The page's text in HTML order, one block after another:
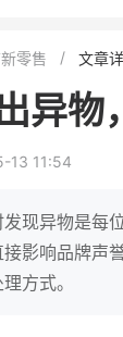
零售 文章
异物
13 11:54
发现异物是每
影响品牌声
方式。
万
食品
他
域